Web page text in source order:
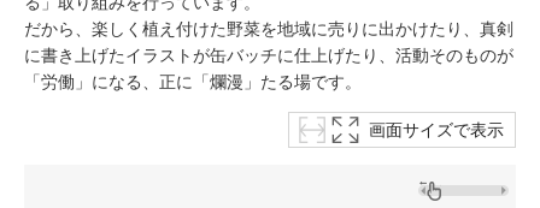
だから、楽しく植え付けた野菜を地域に売りに出かけたり、真剣
に書き上げたイラストが缶バッチに仕上げたり、活動そのものが
「労働」になる、正に「爛漫」たる場です。
画面サイズで表示